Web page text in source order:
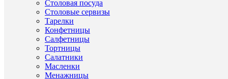
Столовая посуда
Столовые сервизы
Тарелки
Конфетницы
Салфетницы
Тортницы
Салатники
Масленки
Менажницы